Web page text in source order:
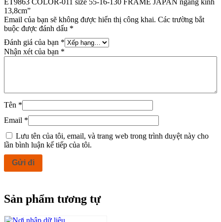
13,8cm”
Email của bạn sẽ không được hiển thị công khai. Các trường bắt
buộc được đánh dấu *
Đánh giá của bạn *
Nhận xét của bạn *
Tên *
Email *
Lưu tên của tôi, email, và trang web trong trình duyệt này cho
lần bình luận kế tiếp của tôi.
Sản phẩm tương tự